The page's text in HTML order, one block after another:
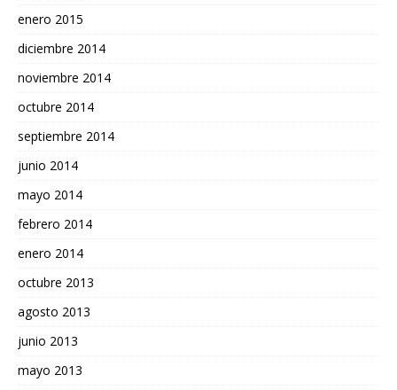
enero 2015
diciembre 2014
noviembre 2014
octubre 2014
septiembre 2014
junio 2014
mayo 2014
febrero 2014
enero 2014
octubre 2013
agosto 2013
junio 2013
mayo 2013